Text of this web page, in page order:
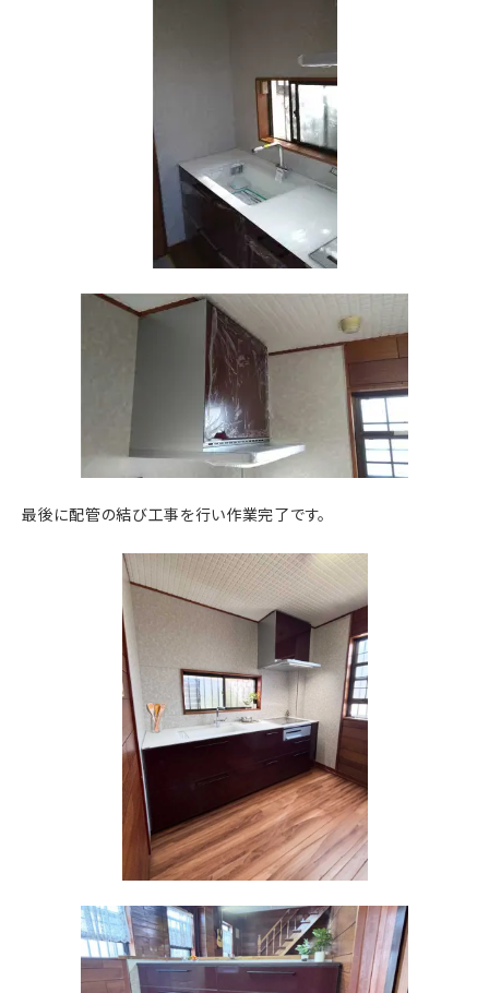
最後に配管の結び工事を行い作業完了です。